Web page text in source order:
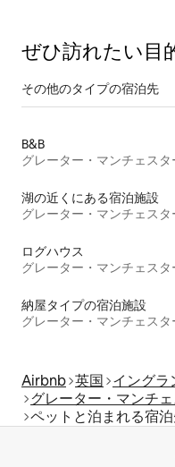
ぜひ訪⁠れ⁠た⁠い目⁠
その他のタ⁠イ⁠プ⁠の宿⁠泊⁠先
B&B
グレーター・マンチェスタ
湖の近くにある宿泊施設
グレーター・マンチェスタ
ログハウス
グレーター・マンチェスタ
納屋タイプの宿泊施設
グレーター・マンチェスタ
Airbnb 英国 イングラ
グレーター・マンチ
ペットと泊まれる宿